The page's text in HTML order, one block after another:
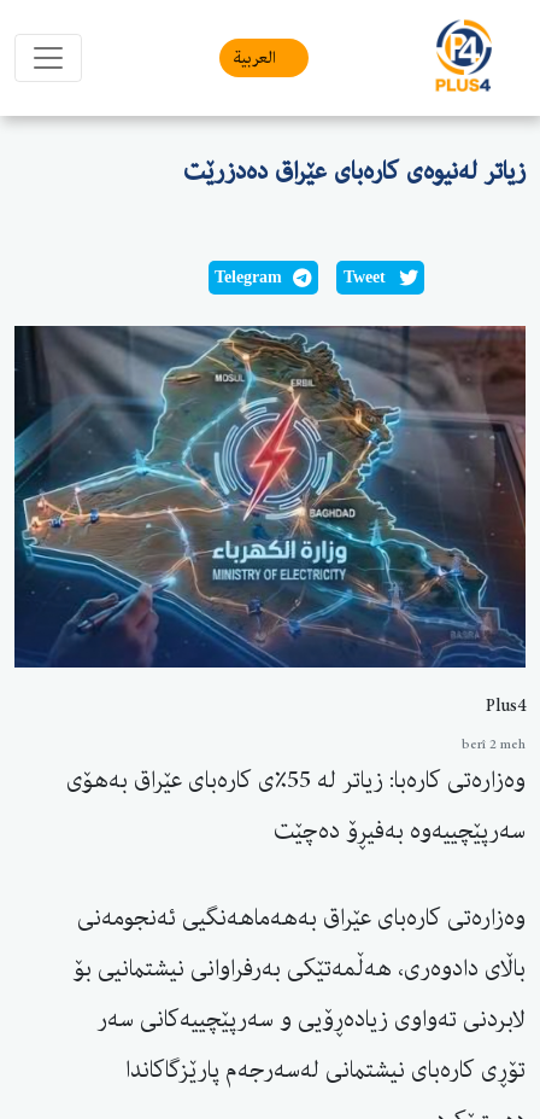
العربیة
زیاتر لەنیوەی کارەبای عێراق دەدزرێت
Tweet
Telegram
Plus4
berî 2 meh
وەزارەتی کارەبا: زیاتر لە 55٪ی کارەبای عێراق بەهۆی
سەرپێچییەوە بەفیڕۆ دەچێت
وەزارەتی کارەبای عێراق بەهەماهەنگیی ئەنجومەنی
باڵای دادوەری، هەڵمەتێکی بەرفراوانی نیشتمانیی بۆ
لابردنی تەواوی زیادەڕۆیی و سەرپێچییەکانی سەر
تۆڕی کارەبای نیشتمانی لەسەرجەم پارێزگاکاندا